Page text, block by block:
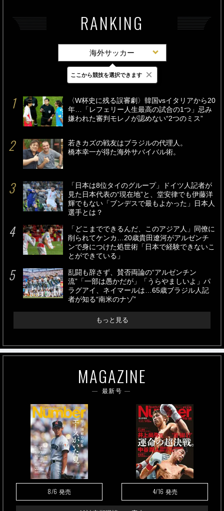
RANKING
海外サッカー
最新 24時間 週間
〈W杯史に残る誤審劇〉韓国vsイタリアから20
年…「レフェリー人生最高の試合の1つ」忌み
嫌われた審判モレノが認めない“2つのミス”
若きカズの戦友はブラジルの代理人。
橋本幸一が得た海外サバイバル術。
「日本は8位タイのグループ」ドイツ人記者が
見た日本代表の“現在地”と、堂安律でも伊藤洋
輝でもない「ブンデスで最もよかった」日本人
選手とは？
「どこまでできるんだ、このアジア人」同僚に
削られてケンカ…20歳貴田遼河がアルゼンチ
ンで身につけた処世術「日本で経験できないこ
とができている」
乱闘も辞さず、賛否両論の“アルゼンチン
流”「一部は愚かだが」「うらやましいよ」パ
ラグアイ、ネイマールは…65歳ブラジル人記
者が知る“南米のナゾ”
もっと見る
MAGAZINE
最新号
8/6 発売 4/16 発売
ここから競技を選択できます ×